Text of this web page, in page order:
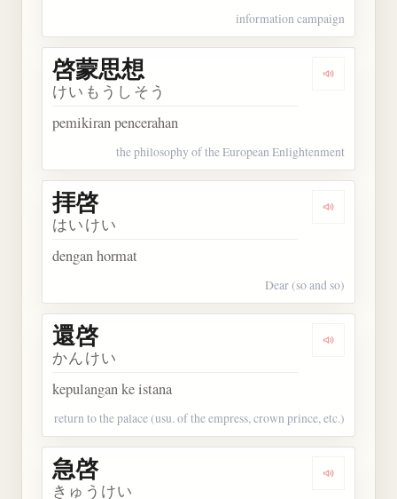
information campaign
Dengarkan
啓蒙思想
けいもうしそう
pemikiran pencerahan
the philosophy of the European Enlightenment
Dengarkan
拝啓
はいけい
dengan hormat
Dear (so and so)
Dengarkan
還啓
かんけい
kepulangan ke istana
return to the palace (usu. of the empress, crown prince, etc.)
Dengarkan
急啓
きゅうけい